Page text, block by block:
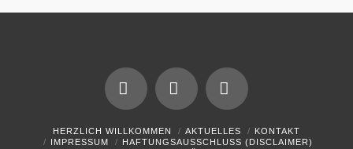
FacebookYouTubeInstagram
HERZLICH WILLKOMMEN AKTUELLES
KONTAKT
IMPRESSUM
HAFTUNGSAUSSCHLUSS (DISCLAIMER)